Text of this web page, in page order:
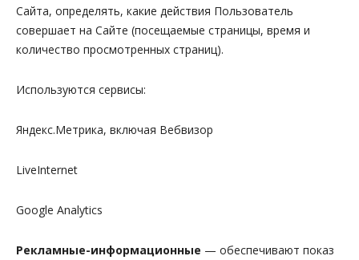
Сайта, определять, какие действия Пользователь
совершает на Сайте (посещаемые страницы, время и
количество просмотренных страниц).
Используются сервисы:
Яндекс.Метрика, включая Вебвизор
LiveInternet
Google Analytics
Рекламные-информационные — обеспечивают показ